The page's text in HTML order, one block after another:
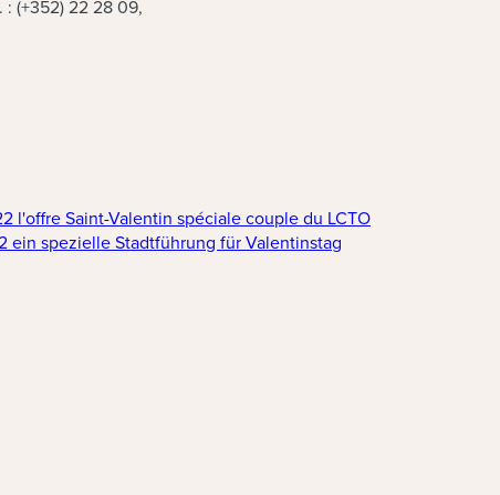
: (+352) 22 28 09,
l'offre Saint-Valentin spéciale couple du LCTO(nouvelle
ein spezielle Stadtführung für Valentinstag